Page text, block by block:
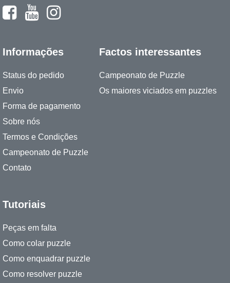
Informações
Status do pedido
Envio
Forma de pagamento
Sobre nós
Termos e Condições
Campeonato de Puzzle
Contato
Factos interessantes
Campeonato de Puzzle
Os maiores viciados em puzzles
Tutoriais
Peças em falta
Como colar puzzle
Como enquadrar puzzle
Como resolver puzzle